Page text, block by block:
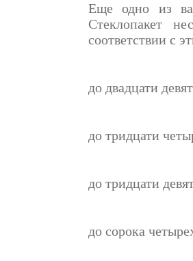
Еще одно из
Стеклопакет
соответствии с
до двадцати
до тридцати
до тридцати
до сорока